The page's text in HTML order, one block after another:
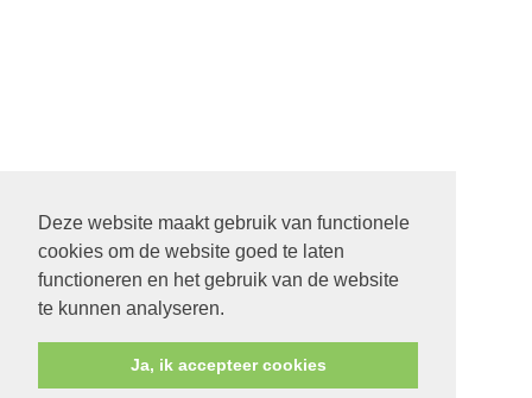
Deze website maakt gebruik van functionele
cookies om de website goed te laten
functioneren en het gebruik van de website
te kunnen analyseren.
Ja, ik accepteer cookies
22 SEPTEMBER STARTDIENST MET ALLE PASTORES. 9.30
UUR IN DE ONTMOETING IN SCHEEMDA